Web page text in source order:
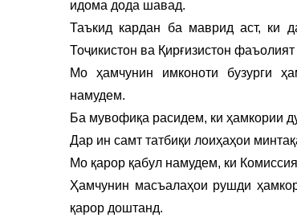
идома дода шавад.
Таъкид кардан ба маврид аст, ки
Тоҷикистон ва Қирғизистон
Мо ҳамчунин имконоти бузурги
намудем.
Ба мувофиқа расидем, ки ҳамкории
Дар ин самт татбиқи лоиҳаҳои
Мо қарор қабул намудем, ки
Ҳамчунин масъалаҳои рушди
қарор доштанд.